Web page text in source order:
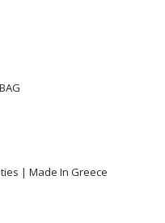
| Made In Greece